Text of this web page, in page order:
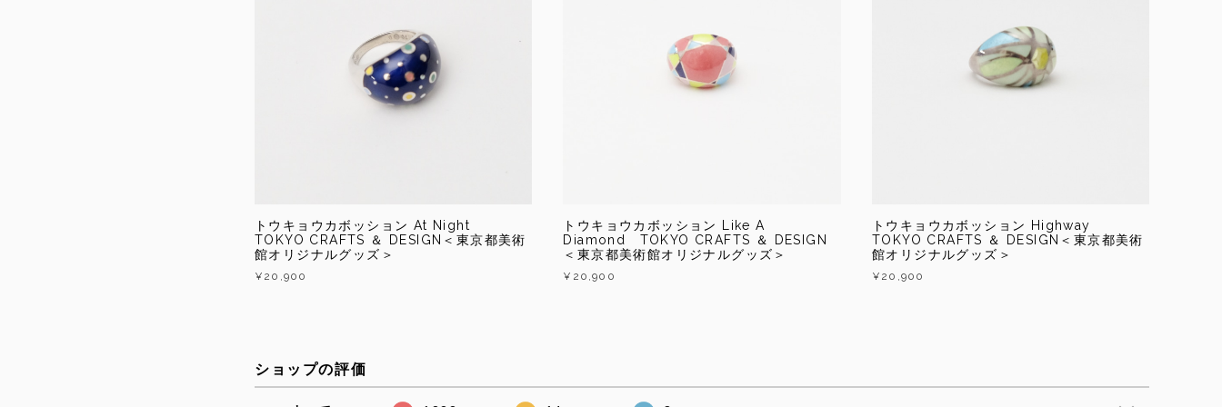
トウキョウカボッション At Night
TOKYO CRAFTS ＆ DESIGN＜東京都美術
館オリジナルグッズ＞
¥20,900
トウキョウカボッション Like A
Diamond TOKYO CRAFTS ＆ DESIGN
＜東京都美術館オリジナルグッズ＞
¥20,900
トウキョウカボッション Highway
TOKYO CRAFTS ＆ DESIGN＜東京都美術
館オリジナルグッズ＞
¥20,900
ショップの評価